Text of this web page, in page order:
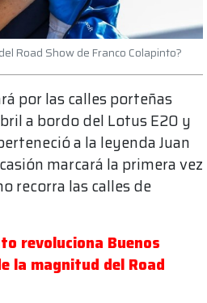
Road Show de Franco Colapinto?
por las calles porteñas
a bordo del Lotus E20 y
a la leyenda Juan
marcará la primera vez
recorra las calles de
revoluciona Buenos
la magnitud del Road